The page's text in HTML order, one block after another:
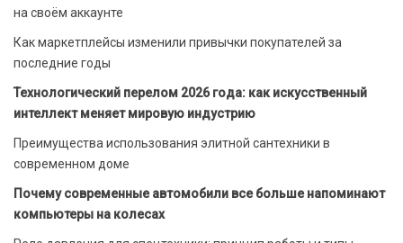
на своём аккаунте
Как маркетплейсы изменили привычки покупателей за
последние годы
Технологический перелом 2026 года: как искусственный
интеллект меняет мировую индустрию
Преимущества использования элитной сантехники в
современном доме
Почему современные автомобили все больше напоминают
компьютеры на колесах